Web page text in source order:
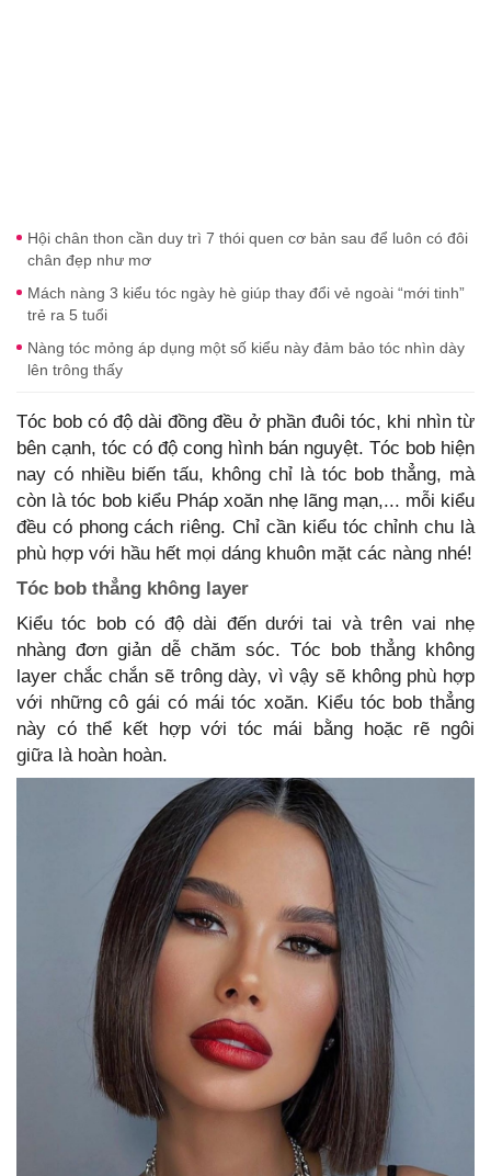
Hội chân thon cần duy trì 7 thói quen cơ bản sau để luôn có đôi
chân đẹp như mơ
Mách nàng 3 kiểu tóc ngày hè giúp thay đổi vẻ ngoài “mới tinh”
trẻ ra 5 tuổi
Nàng tóc mỏng áp dụng một số kiểu này đảm bảo tóc nhìn dày
lên trông thấy
Tóc bob có độ dài đồng đều ở phần đuôi tóc, khi nhìn từ
bên cạnh, tóc có độ cong hình bán nguyệt. Tóc bob hiện
nay có nhiều biến tấu, không chỉ là tóc bob thẳng, mà
còn là tóc bob kiểu Pháp xoăn nhẹ lãng mạn,... mỗi kiểu
đều có phong cách riêng. Chỉ cần kiểu tóc chỉnh chu là
phù hợp với hầu hết mọi dáng khuôn mặt các nàng nhé!
Tóc bob thẳng không layer
Kiểu tóc bob có độ dài đến dưới tai và trên vai nhẹ
nhàng đơn giản dễ chăm sóc. Tóc bob thẳng không
layer chắc chắn sẽ trông dày, vì vậy sẽ không phù hợp
với những cô gái có mái tóc xoăn. Kiểu tóc bob thẳng
này có thể kết hợp với tóc mái bằng hoặc rẽ ngôi
giữa là hoàn hoàn.